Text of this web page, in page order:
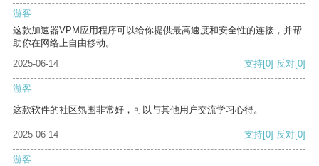
游客
这款加速器VPM应用程序可以给你提供最高速度和安全性的连接，并帮
助你在网络上自由移动。
2025-06-14
支持[0] 反对[0]
游客
这款软件的社区氛围非常好，可以与其他用户交流学习心得。
2025-06-14 支持[0] 反对[0]
游客